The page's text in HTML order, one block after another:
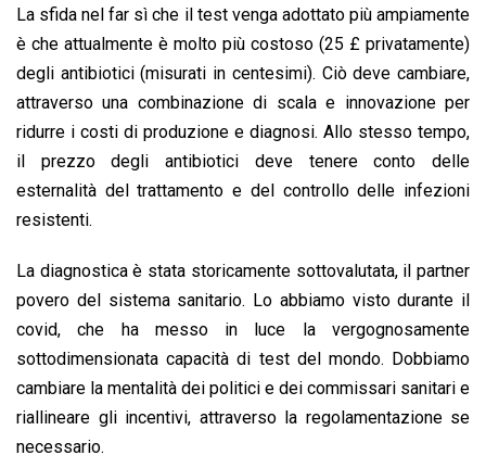
La sfida nel far sì che il test venga adottato più ampiamente
è che attualmente è molto più costoso (25 £ privatamente)
degli antibiotici (misurati in centesimi). Ciò deve cambiare,
attraverso una combinazione di scala e innovazione per
ridurre i costi di produzione e diagnosi. Allo stesso tempo,
il prezzo degli antibiotici deve tenere conto delle
esternalità del trattamento e del controllo delle infezioni
resistenti.
La diagnostica è stata storicamente sottovalutata, il partner
povero del sistema sanitario. Lo abbiamo visto durante il
covid, che ha messo in luce la vergognosamente
sottodimensionata capacità di test del mondo. Dobbiamo
cambiare la mentalità dei politici e dei commissari sanitari e
riallineare gli incentivi, attraverso la regolamentazione se
necessario.